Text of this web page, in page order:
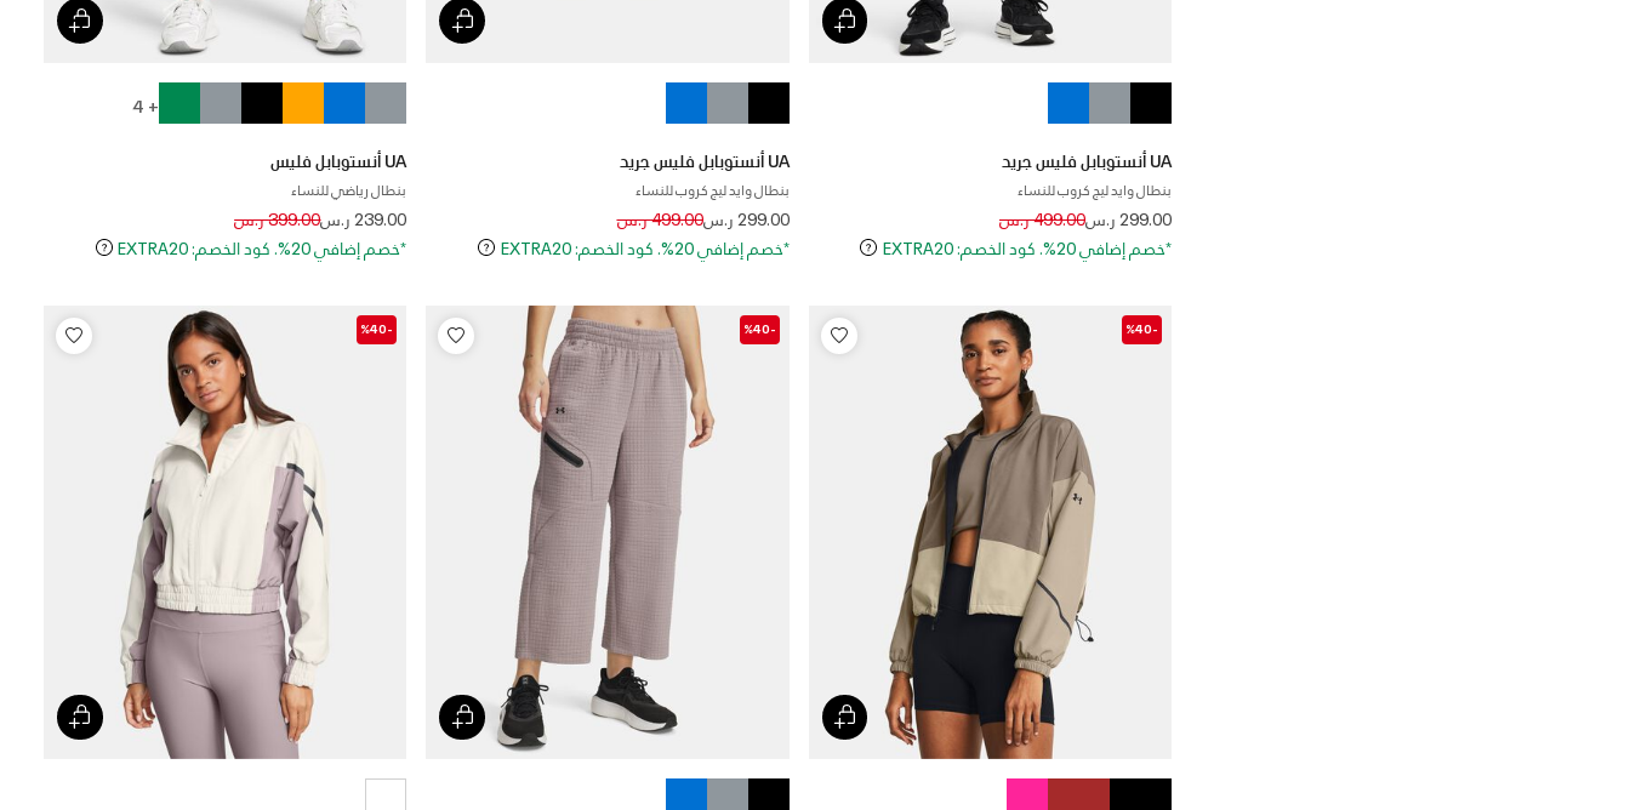
UA أنستوبابل فليس جريد
بنطال وايد ليج كروب للنساء
299.00 ر.سPrice reduced from
499.00 ر.سto
*خصم إضافي 20%. كود الخصم: EXTRA20
UA أنستوبابل فليس جريد
بنطال وايد ليج كروب للنساء
299.00 ر.سPrice reduced from
499.00 ر.سto
*خصم إضافي 20%. كود الخصم: EXTRA20
+ 4
UA أنستوبابل فليس
بنطال رياضي للنساء
239.00 ر.سPrice reduced from
399.00 ر.سto
*خصم إضافي 20%. كود الخصم: EXTRA20
-%40
-%40
-%40